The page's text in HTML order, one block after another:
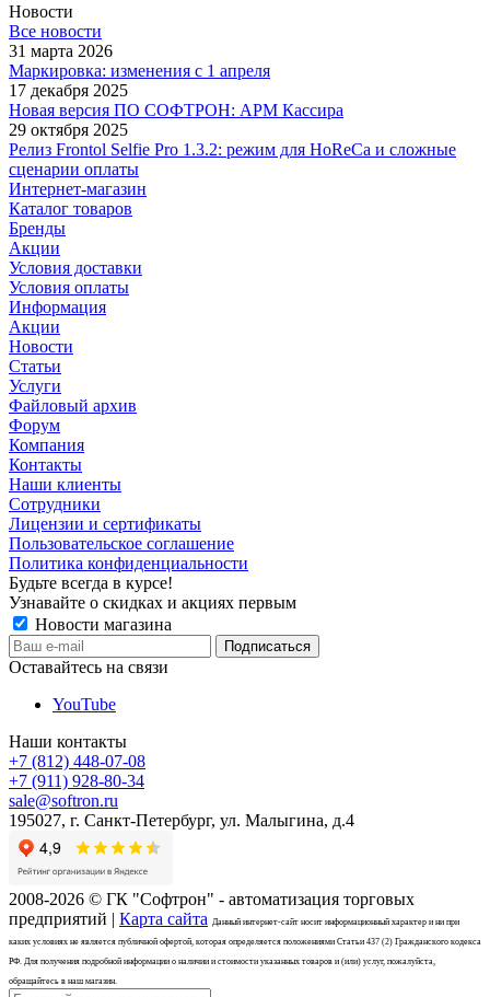
Новости
Все новости
31 марта 2026
Маркировка: изменения с 1 апреля
17 декабря 2025
Новая версия ПО СОФТРОН: АРМ Кассира
29 октября 2025
Релиз Frontol Selfie Pro 1.3.2: режим для HoReCa и сложные
сценарии оплаты
Интернет-магазин
Каталог товаров
Бренды
Акции
Условия доставки
Условия оплаты
Информация
Акции
Новости
Статьи
Услуги
Файловый архив
Форум
Компания
Контакты
Наши клиенты
Сотрудники
Лицензии и сертификаты
Пользовательское соглашение
Политика конфиденциальности
Будьте всегда в курсе!
Узнавайте о скидках и акциях первым
Новости магазина
Оставайтесь на связи
YouTube
Наши контакты
+7 (812) 448-07-08
+7 (911) 928-80-34
sale@softron.ru
195027, г. Санкт-Петербург, ул. Малыгина, д.4
2008-2026 © ГК "Софтрон" - автоматизация торговых
предприятий | Карта сайта Данный интернет-сайт носит информационный характер и ни при
каких условиях не является публичной офертой, которая определяется положениями Статьи 437 (2) Гражданского кодекса
РФ. Для получения подробной информации о наличии и стоимости указанных товаров и (или) услуг, пожалуйста,
обращайтесь в наш магазин.